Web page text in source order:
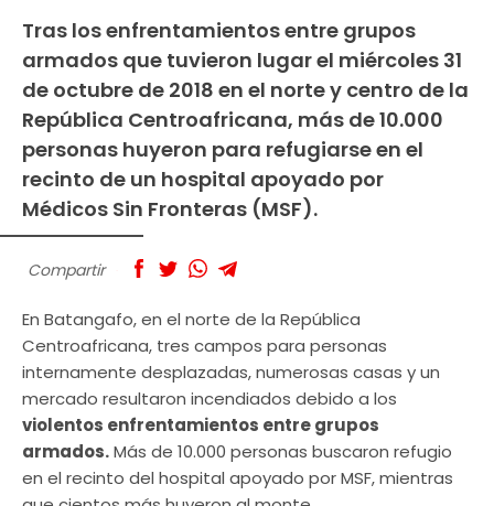
Tras los enfrentamientos entre grupos
armados que tuvieron lugar el miércoles 31
de octubre de 2018 en el norte y centro de la
República Centroafricana, más de 10.000
personas huyeron para refugiarse en el
recinto de un hospital apoyado por
Médicos Sin Fronteras (MSF).
Compartir
En Batangafo, en el norte de la República
Centroafricana, tres campos para personas
internamente desplazadas, numerosas casas y un
mercado resultaron incendiados debido a los
violentos enfrentamientos entre grupos
armados.Más de 10.000 personas buscaron refugio
en el recinto del hospital apoyado por MSF, mientras